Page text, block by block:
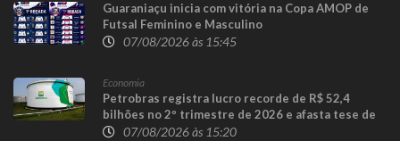
Guaraniaçu inicia com vitória na Copa AMOP de
Futsal Feminino e Masculino
07/08/2026 às 15:45
Economia
Petrobras registra lucro recorde de R$ 52,4
bilhões no 2º trimestre de 2026 e afasta tese de
defasagem nos combustíveis
07/08/2026 às 15:20